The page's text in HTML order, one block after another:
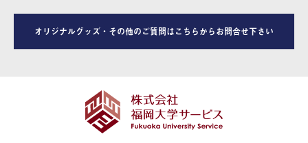
オリジナルグッズ・その他のご質問はこちらからお問合せ下さい